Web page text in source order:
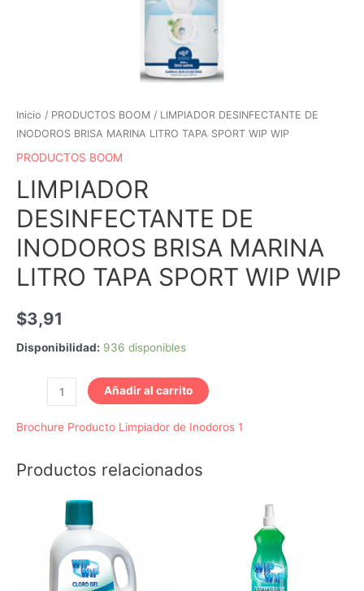
Inicio / PRODUCTOS BOOM / LIMPIADOR DESINFECTANTE DE
INODOROS BRISA MARINA LITRO TAPA SPORT WIP WIP
PRODUCTOS BOOM
LIMPIADOR
DESINFECTANTE DE
INODOROS BRISA MARINA
LITRO TAPA SPORT WIP WIP
$3,91
Disponibilidad: 936 disponibles
LIMPIADOR
DESINFECTANTE
DE
BRISA
SPORT
Añadir al carrito
Brochure Producto Limpiador de Inodoros 1
Productos relacionados